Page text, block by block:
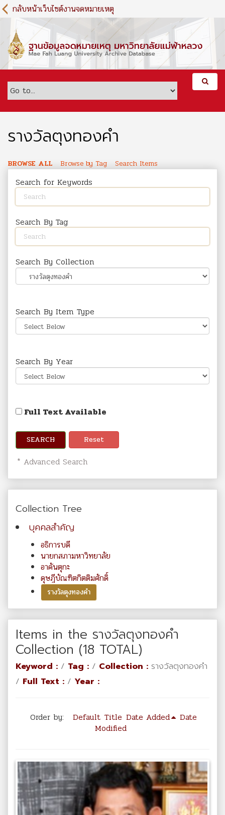
S
k
m
c
กลับหน้าเว็บไซต์งานจดหมายเหตุ
รางวัลตุงทองคำ
BROWSE ALL Browse by Tag Search Items
Search for Keywords
Search By Tag
Search By Collection
Search By Item Type
Search By Year
Full Text Available
SEARCH Reset
* Advanced Search
Collection Tree
บุคคลสำคัญ
อธิการบดี
นายกสภามหาวิทยาลัย
อาคันตุกะ
ดุษฎีบัณฑิตกิตติมศักดิ์
รางวัลตุงทองคำ
Items in the รางวัลตุงทองคำ
Collection (18 TOTAL)
Keyword : / Tag : / Collection : รางวัลตุงทองคำ
/ Full Text : / Year :
Order by: Default Title Date Added
Date
Modified